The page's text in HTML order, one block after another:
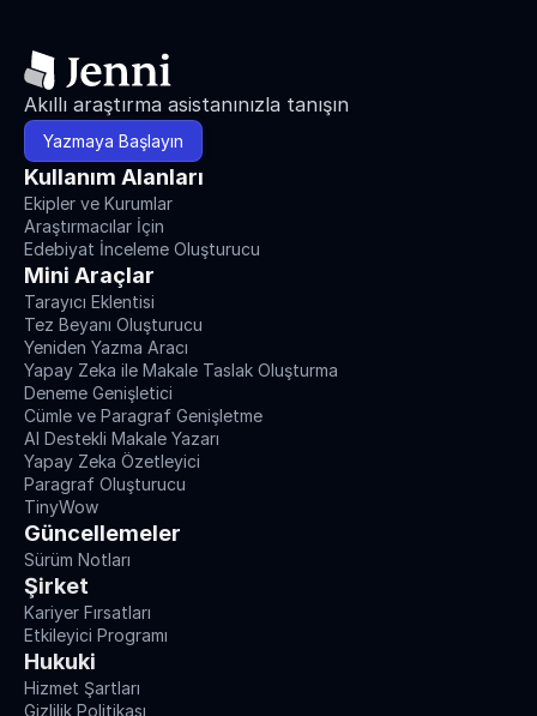
Akıllı araştırma asistanınızla tanışın
Yazmaya Başlayın
Kullanım Alanları
Ekipler ve Kurumlar
Araştırmacılar İçin
Edebiyat İnceleme Oluşturucu
Mini Araçlar
Tarayıcı Eklentisi
Tez Beyanı Oluşturucu
Yeniden Yazma Aracı
Yapay Zeka ile Makale Taslak Oluşturma
Deneme Genişletici
Cümle ve Paragraf Genişletme
AI Destekli Makale Yazarı
Yapay Zeka Özetleyici
Paragraf Oluşturucu
TinyWow
Güncellemeler
Sürüm Notları
Şirket
Kariyer Fırsatları
Etkileyici Programı
Hukuki
Hizmet Şartları
Gizlilik Politikası